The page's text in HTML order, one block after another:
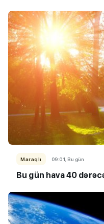
Maraqlı 09:01, Bu gün
Bu gün hava 40